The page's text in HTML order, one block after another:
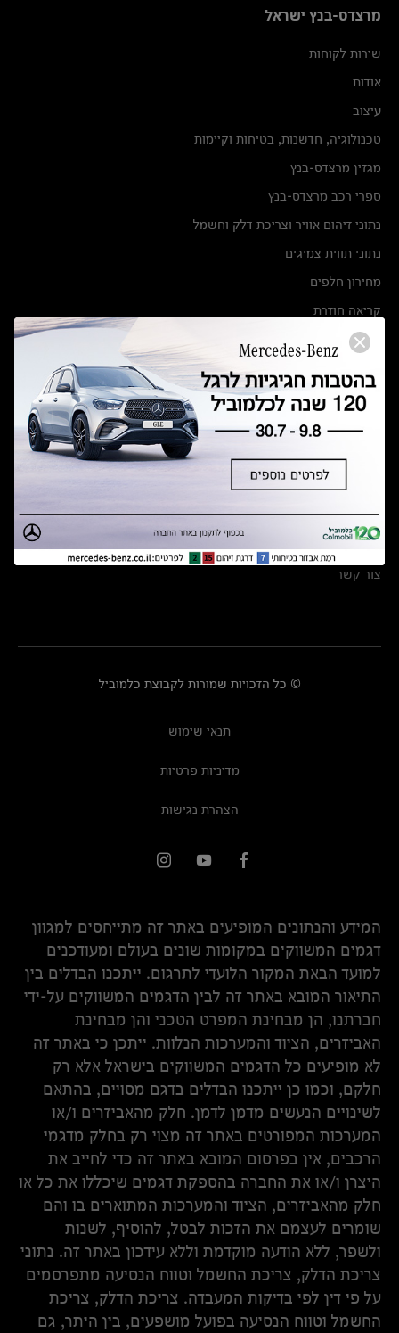
מרצדס-בנץ ישראל
שירות לקוחות
אודות
עיצוב
טכנולוגיה, חדשנות, בטיחות וקיימות
מגזין מרצדס-בנץ
ספרי רכב מרצדס-בנץ
נתוני זיהום אוויר וצריכת דלק וחשמל
נתוני תווית צמיגים
מחירון חלפים
קריאה חוזרת
הודעה על הטבות לרכבי מרצדס בהסדר פשרה בתצ 56447-02-19
תקנון ימי מכירות 120 לכלמוביל
מצאו אותנו
אולמות תצוגה
מרכזי שירות
צור קשר
© כל הזכויות שמורות לקבוצת כלמוביל
תנאי שימוש
מדיניות פרטיות
הצהרת נגישות
המידע והנתונים המופיעים באתר זה מתייחסים למגוון
דגמים המשווקים במקומות שונים בעולם ומעודכנים
למועד הבאת המקור הלועדי לתרגום. ייתכנו הבדלים בין
התיאור המובא באתר זה לבין הדגמים המשווקים על-ידי
חברתנו, הן מבחינת המפרט הטכני והן מבחינת
האביזרים, הציוד והמערכות הנלוות. ייתכן כי באתר זה
לא מופיעים כל הדגמים המשווקים בישראל אלא רק
חלקם, וכמו כן ייתכנו הבדלים בדגם מסויים, בהתאם
לשינויים הנעשים מדמן לדמן. חלק מהאביזרים ו/או
המערכות המפורטים באתר זה מצוי רק בחלק מדגמי
הרכבים, אין בפרסום המובא באתר זה כדי לחייב את
היצרן ו/או את החברה בהספקת דגמים שיכללו את כל או
חלק מהאביזרים, הציוד והמערכות המתוארים בו והם
שומרים לעצמם את הזכות לבטל, להוסיף, לשנות
ולשפר, ללא הודעה מוקדמת וללא עידכון באתר זה. נתוני
צריכת הדלק, צריכת החשמל וטווח הנסיעה מתפרסמים
על פי דין לפי בדיקות המעבדה. צריכת הדלק, צריכת
החשמל וטווח הנסיעה בפועל מושפעים, בין היתר, גם